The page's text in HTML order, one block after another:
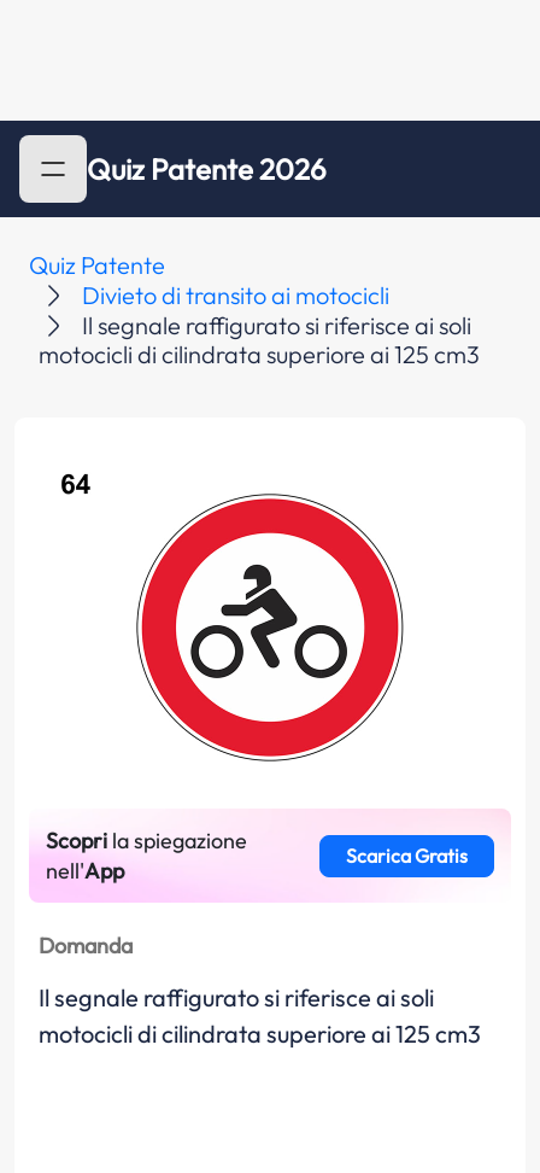
Quiz Patente 2026
Quiz Patente
Divieto di transito ai motocicli
Il segnale raffigurato si riferisce ai soli
motocicli di cilindrata superiore ai 125 cm3
Scopri la spiegazione
nell'App
Scarica Gratis
Domanda
Il segnale raffigurato si riferisce ai soli
motocicli di cilindrata superiore ai 125 cm3